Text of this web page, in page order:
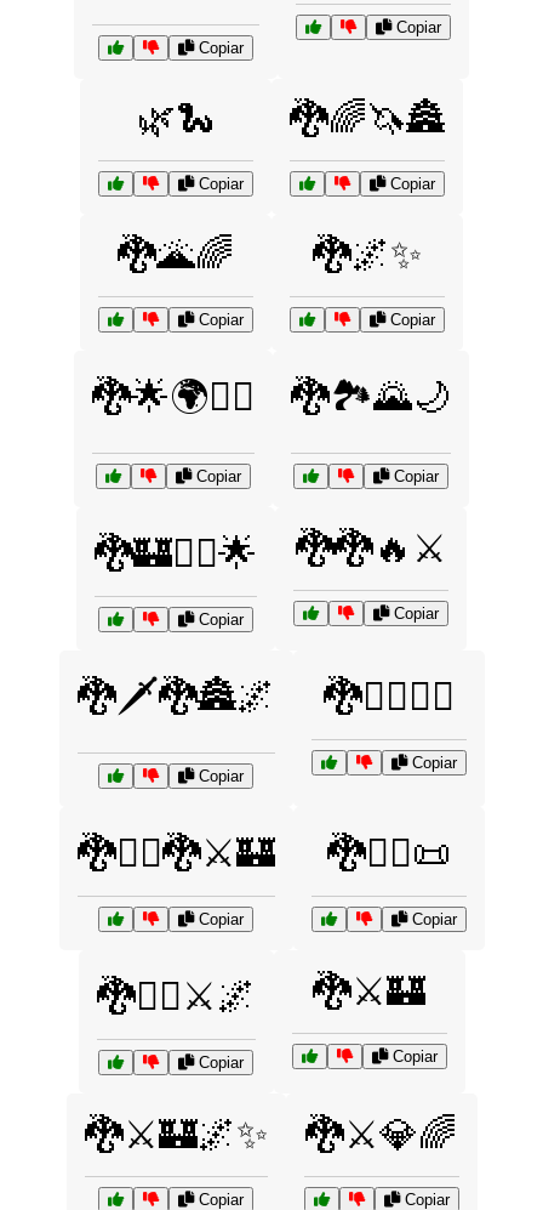
Copiar
Copiar
🌿🐍
Copiar
🐉🌈🦄🏯
Copiar
🐉🌋🌈
Copiar
🐉🌌✨
Copiar
🐉🌟🌍🧝‍♂️
Copiar
🐉🏞️🌄🌙
Copiar
🐉🏰🦸‍♂️🌟
Copiar
🐉🐉🔥⚔️
Copiar
🐉🗡️🐉🏯🌌
Copiar
🐉🦸‍♂️🦸‍♀️
Copiar
🐉🧙‍♂️🐉⚔️🏰
Copiar
🐉🧙‍♂️📜
Copiar
🐉🧙‍♂️⚔️🌌
Copiar
🐉⚔️🏰
Copiar
🐉⚔️🏰🌌✨
Copiar
🐉⚔️💎🌈
Copiar